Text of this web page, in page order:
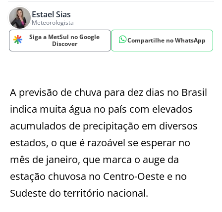
Estael Sias
Meteorologista
Siga a MetSul no Google
Discover
Compartilhe no WhatsApp
A previsão de chuva para dez dias no Brasil
indica muita água no país com elevados
acumulados de precipitação em diversos
estados, o que é razoável se esperar no
mês de janeiro, que marca o auge da
estação chuvosa no Centro-Oeste e no
Sudeste do território nacional.